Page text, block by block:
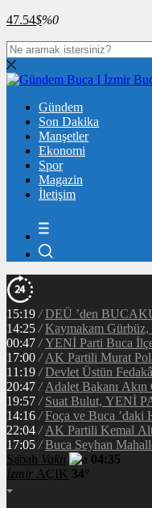
47.54$%0
Gündem
Son Dakika
Manşetler
Ekonomi
Spor
Magazin
İletişim
15:19 / DEÜ ’den
14:25 / Kaymakam Gürbüz,
00:47 / YENİ Parti Buca
17:00 / AK Partili Murat
11:19 / Devlet Üstün
20:47 / Adalet Bakanı Akın
19:57 / Suat Bulut, YENİ
14:16 / Foça ve Buca ’daki
22:04 /
17:05 / Buca Seyhan
Sabah Vakti
04:35
İzmir AÇIK 34°